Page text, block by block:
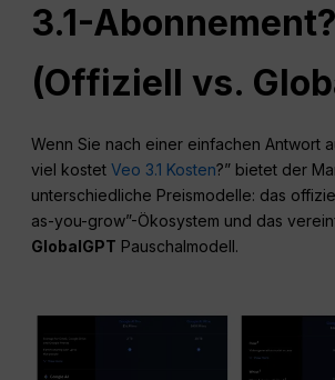
3.1-Abonnement?
(Offiziell vs.
Wenn Sie nach einer einfachen Antwort
viel kostetVeo 3.1 Kosten?” bietet der
unterschiedliche Preismodelle: das
as-you-grow”-Ökosystem und das
GlobalGPT Pauschalmodell.